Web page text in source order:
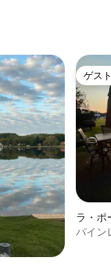
。 ゲス
ゲス
ラ・ポ
パイン